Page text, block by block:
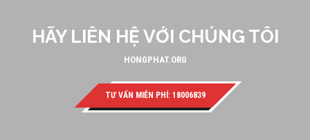
HÃY LIÊN HỆ VỚI CHÚNG TÔI
HONGPHAT.ORG
TƯ VẤN MIỄN PHÍ: 18006839